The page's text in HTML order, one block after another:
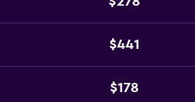
$441
$178